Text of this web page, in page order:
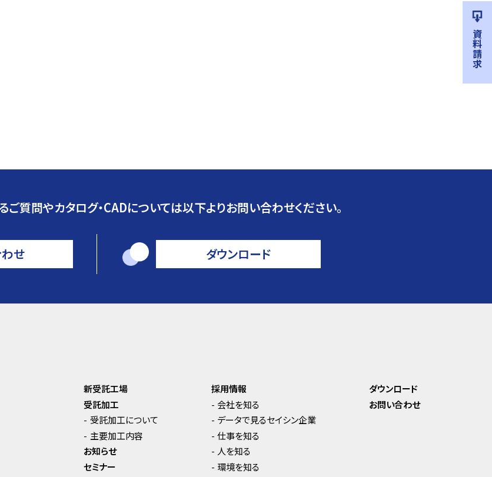
質問やカタログ・CADについては以下よりお問い合わせください。
せ ダウンロード
新受託工場
受託加工
受託加工について
主要加工内容
お知らせ
セミナー
採用情報
会社を知る
データで見るセイシン企業
仕事を知る
人を知る
環境を知る
ダウンロード
お問い合わせ
資料請求